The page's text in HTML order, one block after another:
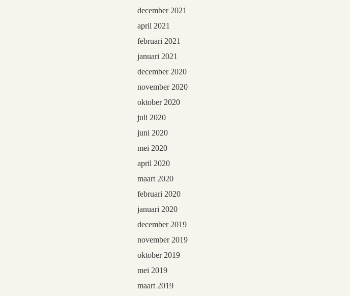
december 2021
april 2021
februari 2021
januari 2021
december 2020
november 2020
oktober 2020
juli 2020
juni 2020
mei 2020
april 2020
maart 2020
februari 2020
januari 2020
december 2019
november 2019
oktober 2019
mei 2019
maart 2019